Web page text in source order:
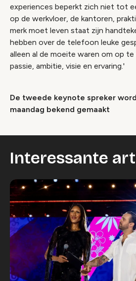
experiences beperkt zich niet tot
op de werkvloer, de kantoren,
merk moet leven staat zijn
hebben over de telefoon leuke
alleen al de moeite waren om op te
passie, ambitie, visie en ervaring.'
De tweede keynote spreker
maandag bekend gemaakt
Interessante